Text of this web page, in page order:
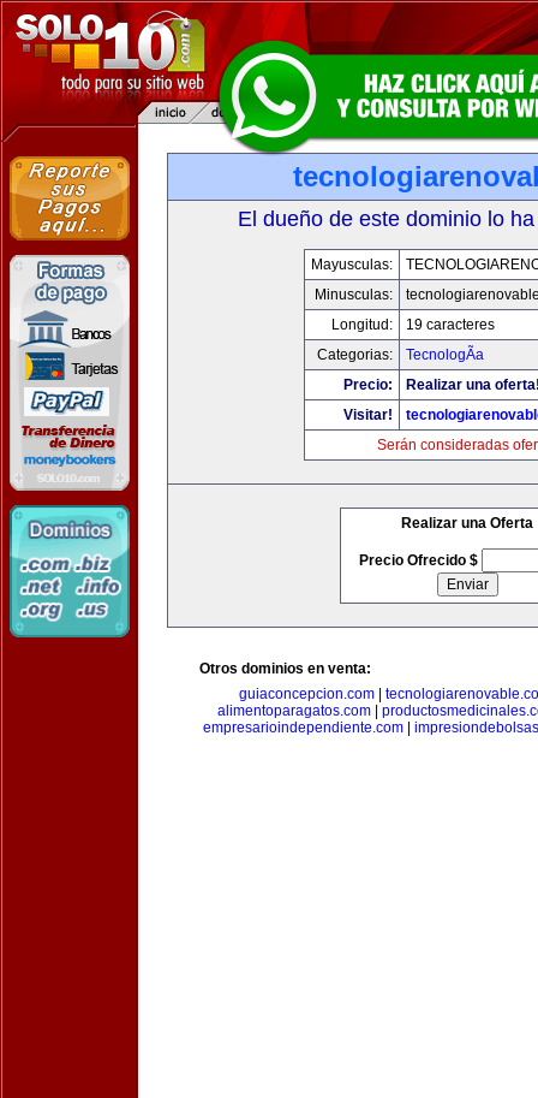
El dueño de este dominio lo
Mayusculas:
Minusculas:
Longitud:
19 caracteres
Categorias:
TecnologÃ­a
Precio:
Realizar una
Visitar!
Serán consideradas
Realizar una Oferta
Precio Ofrecido $
Otros dominios en venta:
guiaconcepcion.com|
alimentoparagatos.com
empresarioindependiente.com